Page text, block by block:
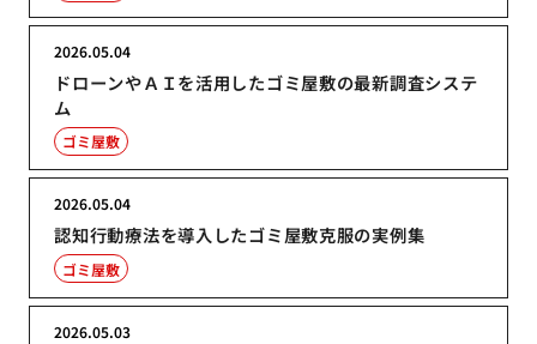
ドローンやＡＩを活用したゴミ屋敷の最新調査システ
ム
2026.05.04
ゴミ屋敷
認知行動療法を導入したゴミ屋敷克服の実例集
2026.05.04
ゴミ屋敷
2026.05.03